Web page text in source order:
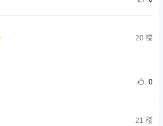
20楼
0
21 楼